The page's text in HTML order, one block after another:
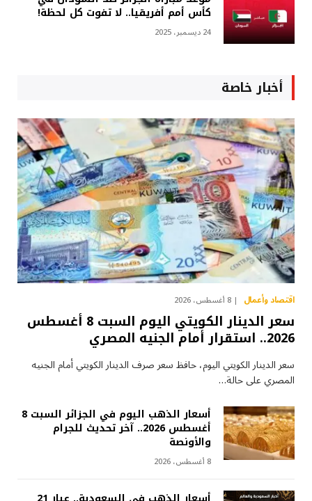
كأس أمم أفريقيا.. لا تفوت كل لحظة!
24 ديسمبر، 2025
أخبار خاصة
اقتصاد وأعمال 8 أغسطس، 2026
سعر الدينار الكويتي اليوم السبت 8 أغسطس
2026.. استقرار أمام الجنيه المصري
سعر الدينار الكويتي اليوم، حافظ سعر صرف الدينار الكويتي أمام الجنيه
المصري على حالة…
أسعار الذهب اليوم في الجزائر السبت 8
أغسطس 2026.. آخر تحديث للجرام
والأونصة
8 أغسطس، 2026